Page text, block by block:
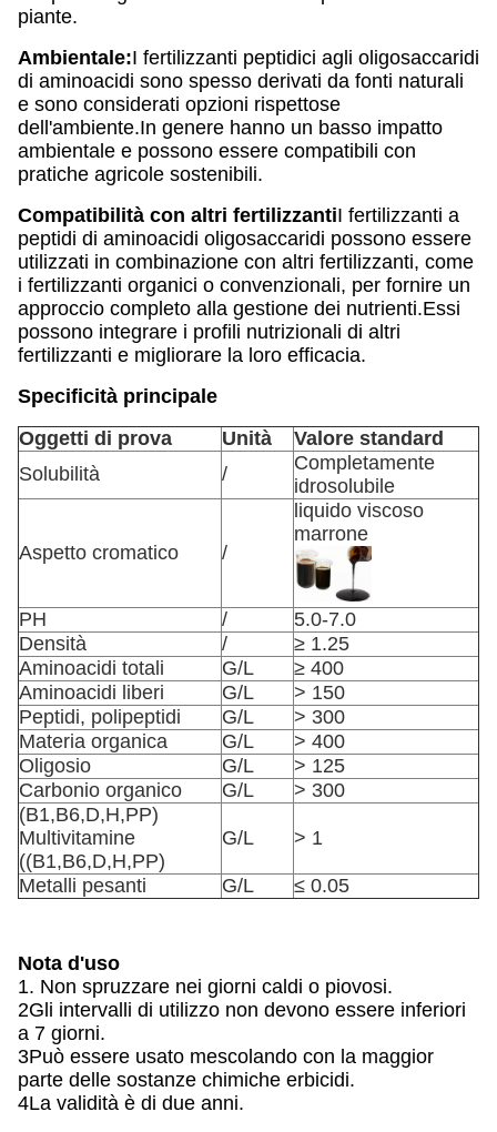
piante.
Ambientale:I fertilizzanti peptidici agli oligosaccaridi
di aminoacidi sono spesso derivati da fonti naturali
e sono considerati opzioni rispettose
dell'ambiente.In genere hanno un basso impatto
ambientale e possono essere compatibili con
pratiche agricole sostenibili.
Compatibilità con altri fertilizzantiI fertilizzanti a
peptidi di aminoacidi oligosaccaridi possono essere
utilizzati in combinazione con altri fertilizzanti, come
i fertilizzanti organici o convenzionali, per fornire un
approccio completo alla gestione dei nutrienti.Essi
possono integrare i profili nutrizionali di altri
fertilizzanti e migliorare la loro efficacia.
Specificità principale
Oggetti di prova
Unità
Valore standard
Solubilità
/
Completamente
idrosolubile
Aspetto cromatico /
liquido viscoso
marrone
PH /
5.0-7.0
Densità
/
≥ 1.25
Aminoacidi totali
G/L
≥ 400
Aminoacidi liberi
G/L
> 150
Peptidi, polipeptidi
G/L
> 300
Materia organica
G/L
> 400
Oligosio
G/L
> 125
Carbonio organico
G/L
> 300
(B1,B6,D,H,PP)
Multivitamine
((B1,B6,D,H,PP)
G/L > 1
Metalli pesanti G/L ≤ 0.05
Nota d'uso
1. Non spruzzare nei giorni caldi o piovosi.
2Gli intervalli di utilizzo non devono essere inferiori
a 7 giorni.
3Può essere usato mescolando con la maggior
parte delle sostanze chimiche erbicidi.
4La validità è di due anni.